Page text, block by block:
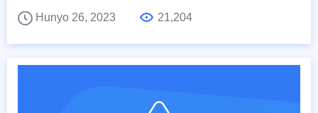
Hunyo 26, 2023
21,204